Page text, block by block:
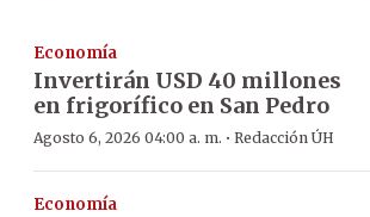
Economía
Invertirán USD 40 millones
en frigorífico en San Pedro
Agosto 6, 2026 04:00 a. m. · Redacción ÚH
Economía